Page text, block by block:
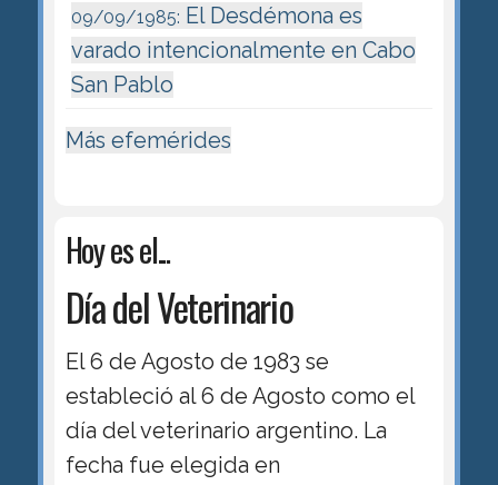
09/09/1985: El Desdémona es
varado intencionalmente en Cabo
San Pablo
Más efemérides
Hoy es el...
Día del Veterinario
El 6 de Agosto de 1983 se
estableció al 6 de Agosto como el
día del veterinario argentino. La
fecha fue elegida en